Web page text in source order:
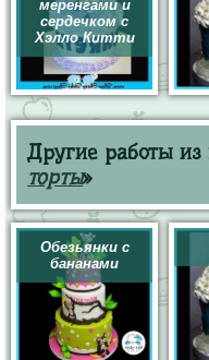
меренгами и
сердечком с
Хэлло Китти
Другие работы из
торты»
Обезьянки с
бананами